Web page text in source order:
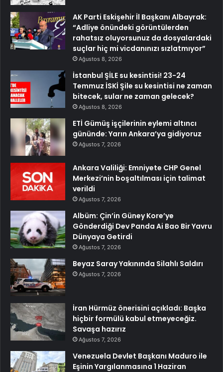
AK Parti Eskişehir İl Başkanı Albayrak:
“Adliye önündeki görüntülerden
rahatsız oluyorsunuz da dosyalardaki
suçlar hiç mi vicdanınızı sızlatmıyor”
Ağustos 8, 2026
İstanbul ŞİLE su kesintisi! 23-24
Temmuz İSKİ Şile su kesintisi ne zaman
bitecek, sular ne zaman gelecek?
Ağustos 8, 2026
ETİ Gümüş işçilerinin eylemi altıncı
gününde: Yarın Ankara’ya gidiyoruz
Ağustos 7, 2026
Ankara Valiliği: Emniyete CHP Genel
Merkezi’nin boşaltılması için talimat
verildi
Ağustos 7, 2026
Albüm: Çin’in Güney Kore’ye
Gönderdiği Dev Panda Ai Bao Bir Yavru
Dünyaya Getirdi
Ağustos 7, 2026
Beyaz Saray Yakınında Silahlı Saldırı
Ağustos 7, 2026
İran Hürmüz önerisini açıkladı: Başka
hiçbir formülü kabul etmeyeceğiz.
Savaşa hazırız
Ağustos 7, 2026
Venezuela Devlet Başkanı Maduro ile
Eşinin Yargılanmasına 1 Haziran